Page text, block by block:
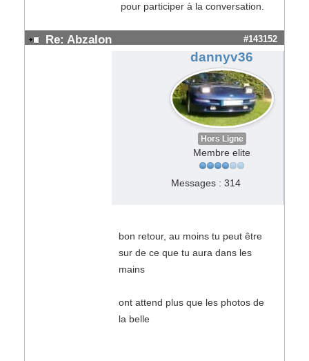
pour participer à la conversation.
Re: Abzalon #143152
dannyv36
Hors Ligne
Membre elite
Messages : 314
bon retour, au moins tu peut être
sur de ce que tu aura dans les
mains
ont attend plus que les photos de
la belle